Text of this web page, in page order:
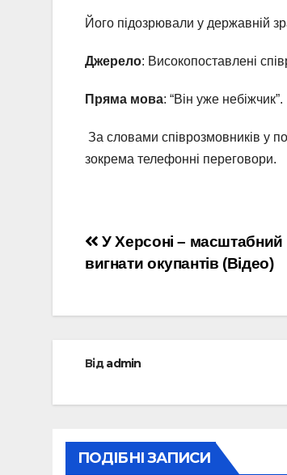
Його підозрювали у державній
Джерело: Високопоставлені
Пряма мова: “Він уже небіжчик”.
За словами співрозмовників у
зокрема телефонні переговори.
Навігація
записів
У Херсоні – масштабний
вигнати окупантів (Відео)
Відadmin
ПОДІБНІ ЗАПИСИ